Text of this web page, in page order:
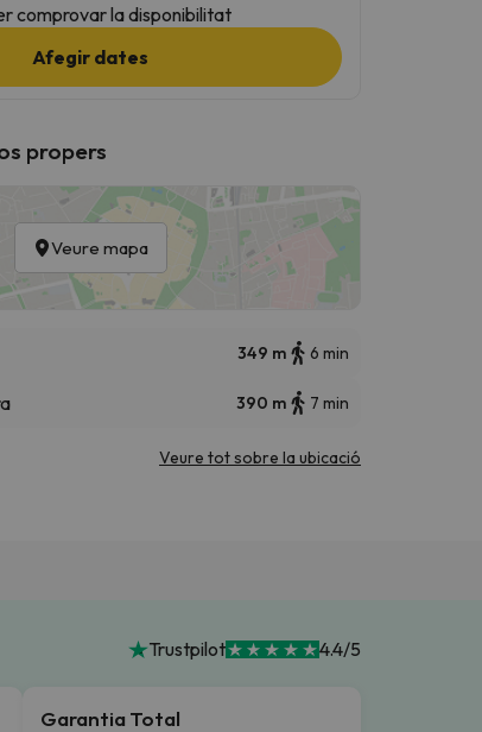
comprovar la disponibilitat
Afegir dates
propers
Veure mapa
349 m 6 min
390 m 7 min
Veure tot sobre la ubicació
Trustpilot 4.4/5
Garantia Total